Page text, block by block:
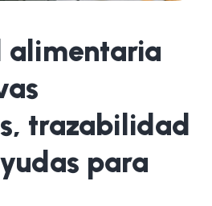
alimentaria
trazabilidad
para